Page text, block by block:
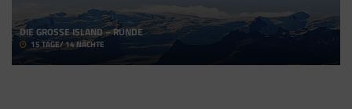
DIE GROSSE ISLAND – RUNDE
15 TAGE/ 14 NÄCHTE